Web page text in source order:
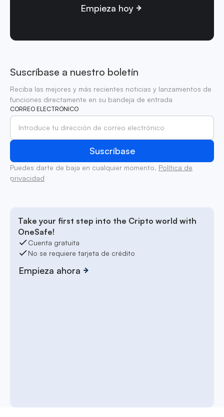
Empieza hoy
Suscríbase a nuestro boletín
Reciba las mejores y más recientes noticias y lanzamientos de
funciones directamente en su bandeja de entrada
CORREO ELECTRÓNICO
Puedes darte de baja en cualquier momento. Política de
privacidad
Take your first step into the Cripto world with
OneSafe!
Cuenta gratuita
No se requiere tarjeta de crédito
Empieza ahora